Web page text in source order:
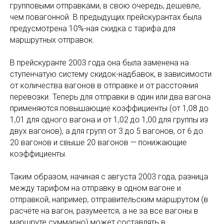
групповыми отправками, в свою очередь, дешевле,
чем повагонной. В предыдущих прейскурантах была
предусмотрена 10%-ная скидка с тарифа для
маршрутных отправок.
В прейскуранте 2003 года она была заменена на
ступенчатую систему скидок-надбавок, в зависимости
от количества вагонов в отправке и от расстояния
перевозки. Теперь для отправки в один или два вагона
применяются повышающие коэффициенты (от 1,08 до
1,01 для одного вагона и от 1,02 до 1,00 для группы из
двух вагонов), а для групп от 3 до 5 вагонов, от 6 до
20 вагонов и свыше 20 вагонов — понижающие
коэффициенты.
Таким образом, начиная с августа 2003 года, разница
между тарифом на отправку в одном вагоне и
отправкой, например, отправительским маршрутом (в
расчёте на вагон, разумеется, а не за все вагоны в